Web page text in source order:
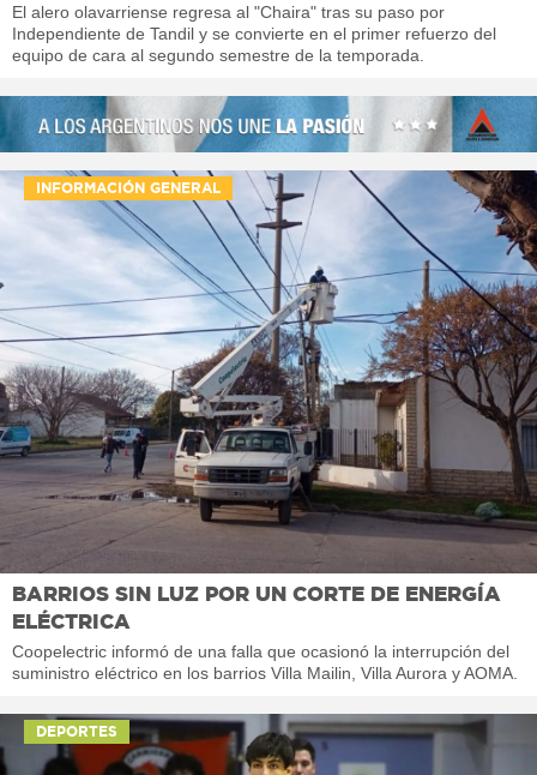
El alero olavarriense regresa al "Chaira" tras su paso por
Independiente de Tandil y se convierte en el primer refuerzo del
equipo de cara al segundo semestre de la temporada.
INFORMACIÓN GENERAL
BARRIOS SIN LUZ POR UN CORTE DE ENERGÍA
ELÉCTRICA
Coopelectric informó de una falla que ocasionó la interrupción del
suministro eléctrico en los barrios Villa Mailin, Villa Aurora y AOMA.
DEPORTES